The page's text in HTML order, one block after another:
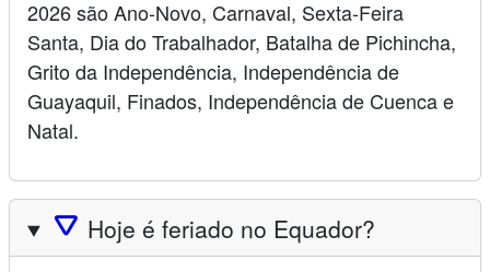
2026 são Ano-Novo, Carnaval, Sexta-Feira
Santa, Dia do Trabalhador, Batalha de Pichincha,
Grito da Independência, Independência de
Guayaquil, Finados, Independência de Cuenca e
Natal.
🛆 Hoje é feriado no Equador?